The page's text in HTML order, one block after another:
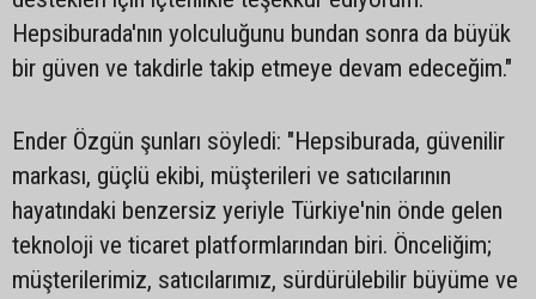
Hepsiburada'nın yolculuğunu bundan sonra da büyük
bir güven ve takdirle takip etmeye devam edeceğim."
Ender Özgün şunları söyledi: "Hepsiburada, güvenilir
markası, güçlü ekibi, müşterileri ve satıcılarının
hayatındaki benzersiz yeriyle Türkiye'nin önde gelen
teknoloji ve ticaret platformlarından biri. Önceliğim;
müşterilerimiz, satıcılarımız, sürdürülebilir büyüme ve